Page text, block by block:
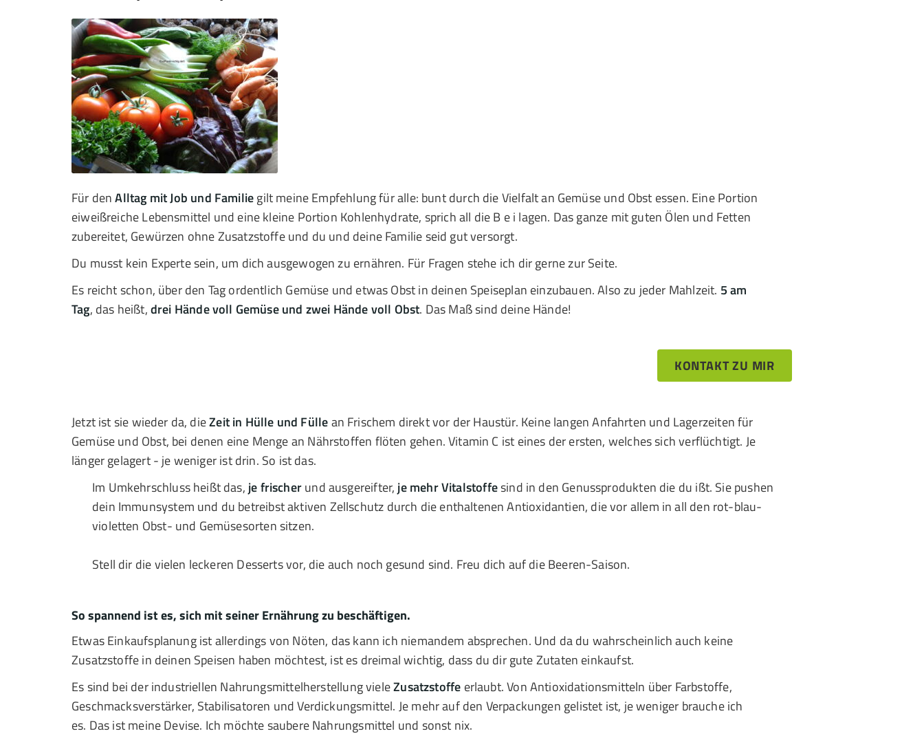
Für denAlltag mit Job und Familiegilt meine Empfehlung für alle: bunt durch die Vielfalt an Gemüse und Obst essen. Eine Portion
eiweißreiche Lebensmittel und eine kleine Portion Kohlenhydrate, sprich all die B e i lagen. Das ganze mit guten Ölen und Fetten
zubereitet, Gewürzen ohne Zusatzstoffe und du und deine Familie seid gut versorgt.
Du musst kein Experte sein, um dich ausgewogen zu ernähren. Für Fragen stehe ich dir gerne zur Seite.
Es reicht schon, über den Tag ordentlich Gemüse und etwas Obst in deinen Speiseplan einzubauen. Also zu jeder Mahlzeit. 5 am
Tag, das heißt,drei Hände voll Gemüse und zwei Hände voll Obst. Das Maß sind deine Hände!
KONTAKT ZU MIR
Jetzt ist sie wieder da, dieZeit in Hülle und Füllean Frischem direkt vor der Haustür. Keine langen Anfahrten und Lagerzeiten für
Gemüse und Obst, bei denen eine Menge an Nährstoffen flöten gehen. Vitamin C ist eines der ersten, welches sich verflüchtigt. Je
länger gelagert - je weniger ist drin. So ist das.
Im Umkehrschluss heißt das, je frischerund ausgereifter, je mehr Vitalstoffesind in den Genussprodukten die du ißt. Sie pushen
dein Immunsystem und du betreibst aktiven Zellschutz durch die enthaltenen Antioxidantien, die vor allem in all den rot-blau-
violetten Obst- und Gemüsesorten sitzen.
Stell dir die vielen leckeren Desserts vor, die auch noch gesund sind. Freu dich auf die Beeren-Saison.
So spannend ist es, sich mit seiner Ernährung zu beschäftigen.
Etwas Einkaufsplanung ist allerdings von Nöten, das kann ich niemandem absprechen. Und da du wahrscheinlich auch keine
Zusatzstoffe in deinen Speisen haben möchtest, ist es dreimal wichtig, dass du dir gute Zutaten einkaufst.
Es sind bei der industriellen Nahrungsmittelherstellung vieleZusatzstoffe erlaubt. Von Antioxidationsmitteln über Farbstoffe,
Geschmacksverstärker, Stabilisatoren und Verdickungsmittel. Je mehr auf den Verpackungen gelistet ist, je weniger brauche ich
es. Das ist meine Devise. Ich möchte saubere Nahrungsmittel und sonst nix.